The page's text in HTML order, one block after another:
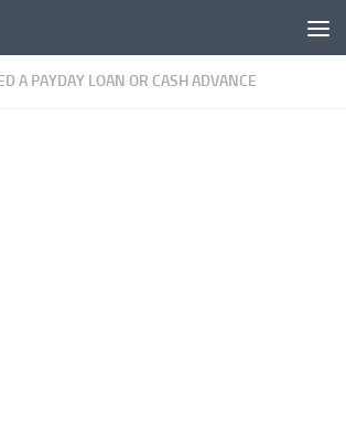
A PAYDAY LOAN OR CASH ADVANCE